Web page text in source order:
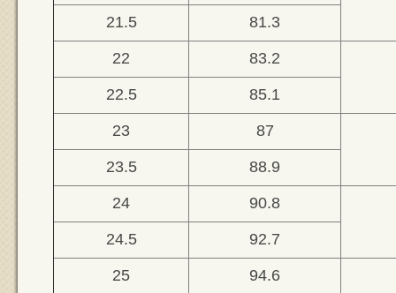
21.5 81.3
22 83.2
22.5 85.1
23 87
23.5 88.9
24 90.8
24.5 92.7
25 94.6